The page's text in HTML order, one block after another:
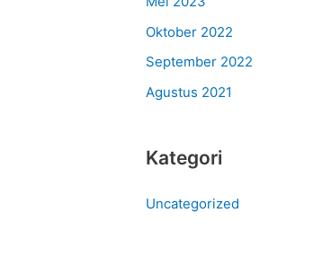
Oktober 2022
September 2022
Agustus 2021
Kategori
Uncategorized